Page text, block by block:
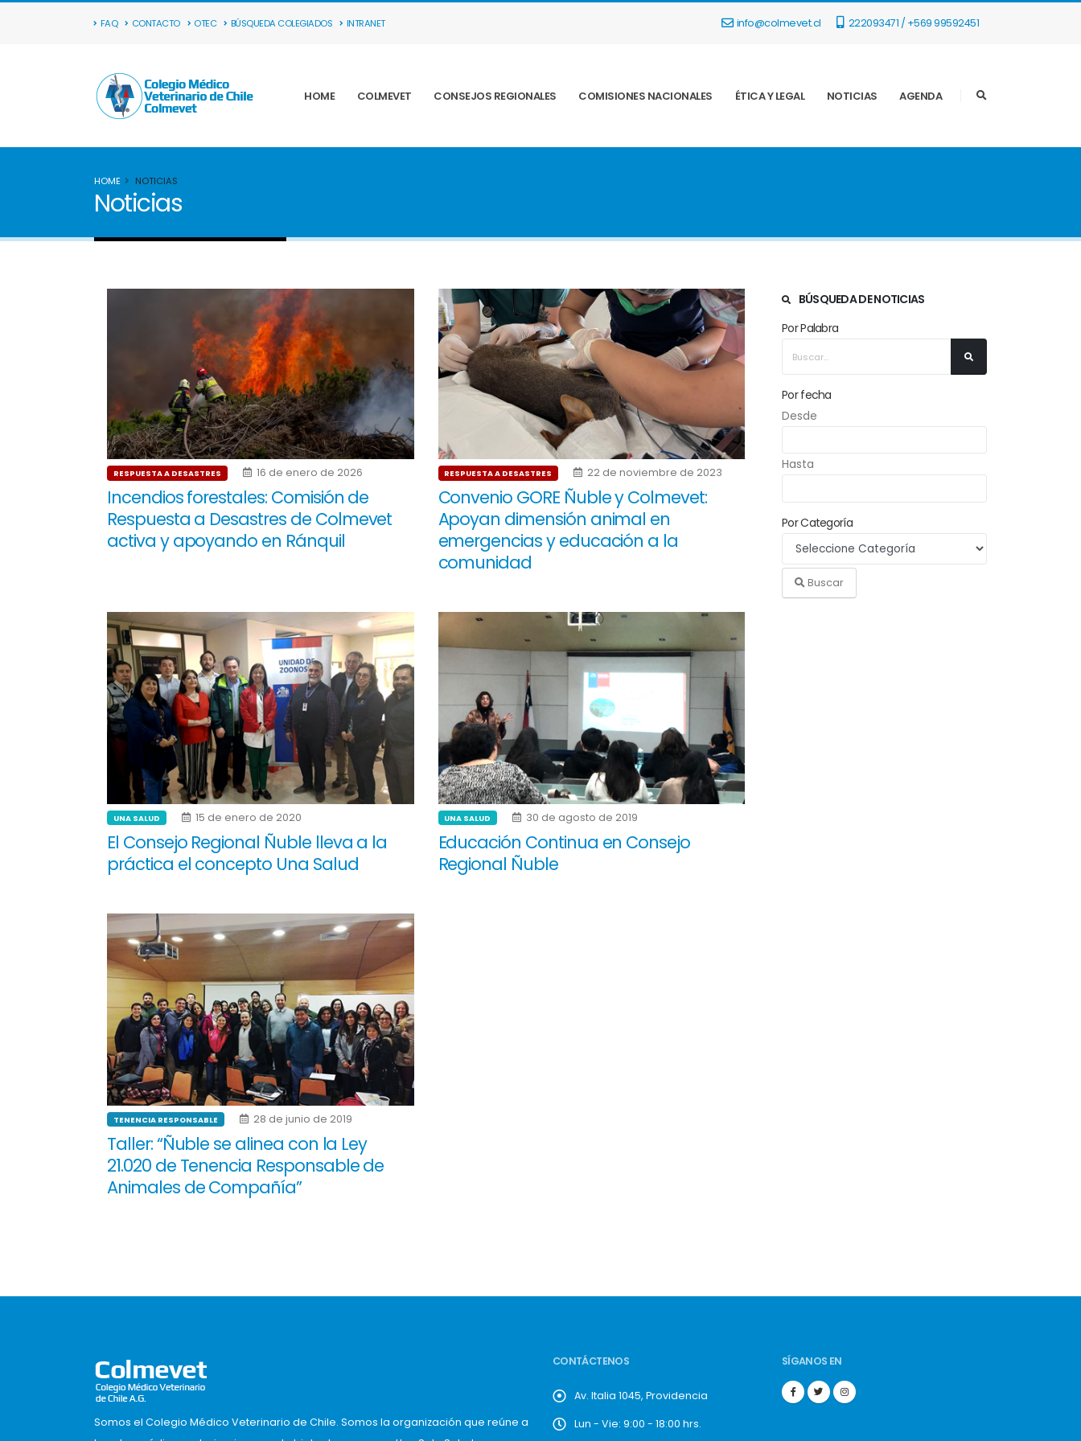
FAQ CONTACTO OTEC BÚSQUEDA COLEGIADOS INTRANET info@colmevet.cl 222093471 / +569 99592451
HOME COLMEVET CONSEJOS REGIONALES COMISIONES NACIONALES ÉTICA Y LEGAL NOTICIAS AGENDA
HOME NOTICIAS
Noticias
BÚSQUEDA DE NOTICIAS
Por Palabra
Por fecha
Desde
Hasta
Por Categoría
Buscar
RESPUESTA A DESASTRES 16 de enero de 2026
Incendios forestales: Comisión de
Respuesta a Desastres de Colmevet
activa y apoyando en Ránquil
RESPUESTA A DESASTRES 22 de noviembre de 2023
Convenio GORE Ñuble y Colmevet:
Apoyan dimensión animal en
emergencias y educación a la
comunidad
UNA SALUD 15 de enero de 2020
El Consejo Regional Ñuble lleva a la
práctica el concepto Una Salud
UNA SALUD 30 de agosto de 2019
Educación Continua en Consejo
Regional Ñuble
TENENCIA RESPONSABLE 28 de junio de 2019
Taller: “Ñuble se alinea con la Ley
21.020 de Tenencia Responsable de
Animales de Compañía”
Somos el Colegio Médico Veterinario de Chile. Somos la organización que reúne a
CONTÁCTENOS
Av. Italia 1045, Providencia
Lun - Vie: 9:00 - 18:00 hrs.
SÍGANOS EN